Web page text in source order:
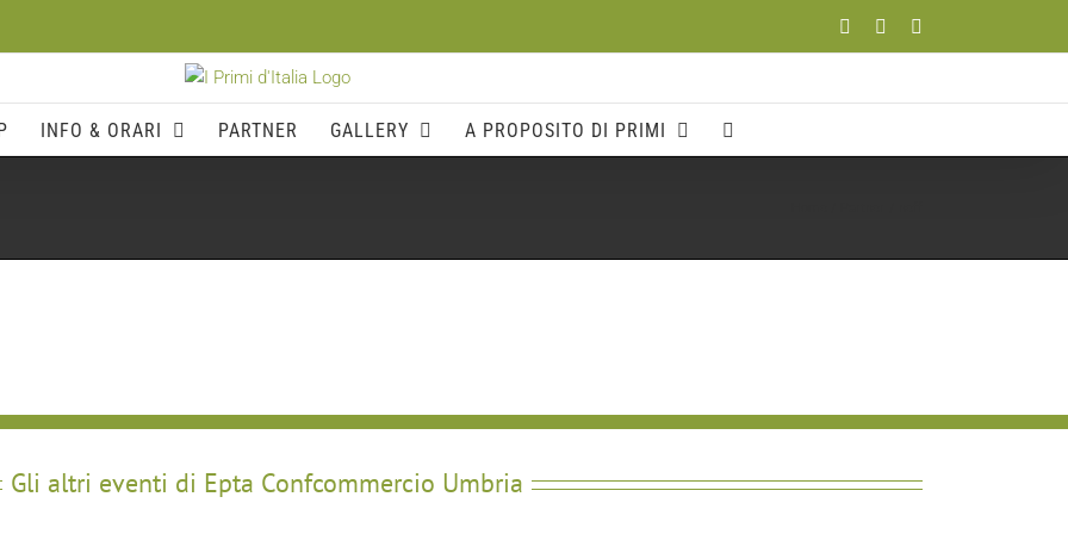
FacebookYouTube
INFO & ORARI PARTNER GALLERY A PROPOSITO DI PRIMI
Gli altri eventi di Epta Confcommercio Umbria